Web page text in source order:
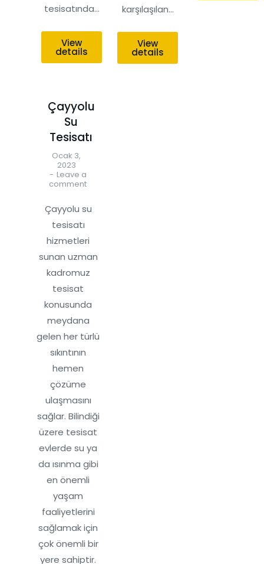
tesisatında…
View
details
karşılaşılan…
View
details
Çayyolu
Su
Tesisatı
Ocak 3,
2023
Leave a
comment
Çayyolu su
tesisatı
hizmetleri
sunan uzman
kadromuz
tesisat
konusunda
meydana
gelen her türlü
sıkıntının
hemen
çözüme
ulaşmasını
sağlar. Bilindiği
üzere tesisat
evlerde su ya
da ısınma gibi
en önemli
yaşam
faaliyetlerini
sağlamak için
çok önemli bir
yere sahiptir.